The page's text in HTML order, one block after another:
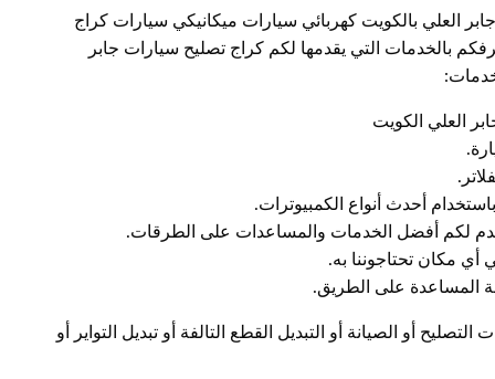
العلي بالكويت كهربائي سيارات ميكانيكي سيارات كراج
بالخدمات التي يقدمها لكم كراج تصليح سيارات جابر
العلي الكويت
أحدث أنواع الكمبيوترات.
لكم أفضل الخدمات والمساعدات على الطرقات.
أي مكان تحتاجوننا به.
المساعدة على الطريق.
أو الصيانة أو التبديل القطع التالفة أو تبديل التواير أو